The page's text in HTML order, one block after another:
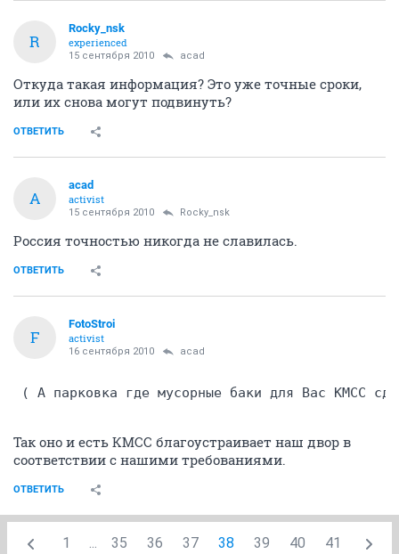
R
Rocky_nsk
experienced
15 сентября 2010 acad
Откуда такая информация? Это уже точные сроки,
или их снова могут подвинуть?
ОТВЕТИТЬ
A
acad
activist
15 сентября 2010 Rocky_nsk
Россия точностью никогда не славилась.
ОТВЕТИТЬ
F
FotoStroi
activist
16 сентября 2010 acad
( А парковка где мусорные баки для Вас КМСС
Так оно и есть КМСС благоустраивает наш двор в
соответствии с нашими требованиями.
ОТВЕТИТЬ
1 ... 35 36 37 38 39 40 41